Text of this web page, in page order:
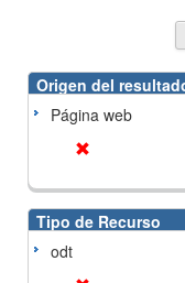
Origen del
Página web
Tipo de Recurso
odt